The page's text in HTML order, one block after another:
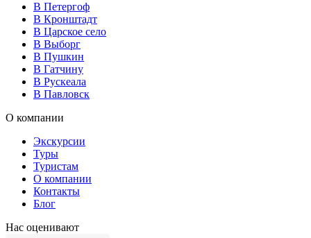
В Петергоф
В Кронштадт
В Царское село
В Выборг
В Пушкин
В Гатчину
В Рускеала
В Павловск
О компании
Экскурсии
Туры
Туристам
О компании
Контакты
Блог
Нас оценивают